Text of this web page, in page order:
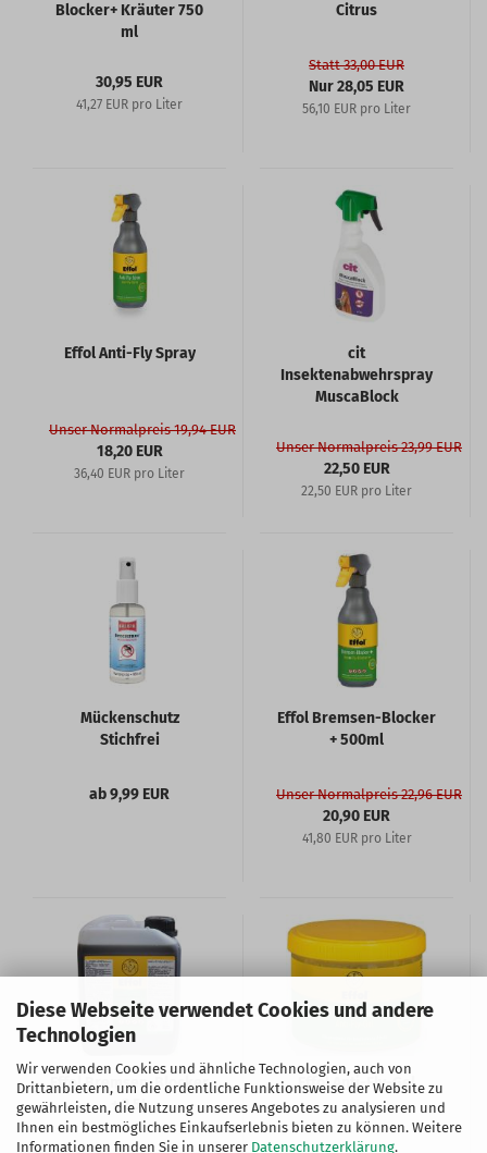
Diese Webseite verwendet Cookies und andere
Technologien
Wir verwenden Cookies und ähnliche Technologien, auch von
Drittanbietern, um die ordentliche Funktionsweise der Website zu
gewährleisten, die Nutzung unseres Angebotes zu analysieren und
Ihnen ein bestmögliches Einkaufserlebnis bieten zu können. Weitere
Informationen finden Sie in unserer Datenschutzerklärung.
Blocker+ Kräuter 750
ml
30,95 EUR
41,27 EUR pro Liter
Citrus
Statt 33,00 EUR
Nur 28,05 EUR
56,10 EUR pro Liter
Effol Anti-Fly Spray
Unser Normalpreis 19,94 EUR
18,20 EUR
36,40 EUR pro Liter
cit
Insektenabwehrspray
MuscaBlock
Unser Normalpreis 23,99 EUR
22,50 EUR
22,50 EUR pro Liter
Mückenschutz
Stichfrei
ab 9,99 EUR
Effol Bremsen-Blocker
+ 500ml
Unser Normalpreis 22,96 EUR
20,90 EUR
41,80 EUR pro Liter
Effol Bremsen-Blocker
+ 2,5L
Effol Anti-Fly-Gel